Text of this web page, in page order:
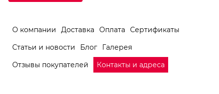
О компании Доставка Оплата
Сертификаты
Статьи и новости
Блог
Галерея
Отзывы покупателей
Контакты и адреса